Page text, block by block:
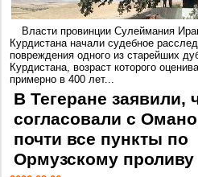
Власти провинции Сулеймания
Курдистана начали судебное
повреждения одного из старейших
Курдистана, возраст которого
примерно в 400 лет...
В Тегеране заявили,
согласовали с
почти все пункты по
Ормузскому проливу